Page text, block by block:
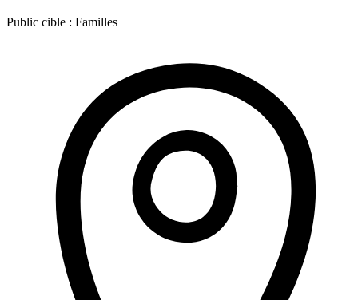
Public cible : Familles